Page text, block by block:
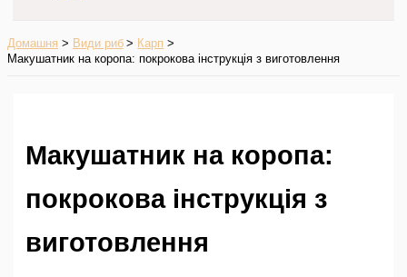
Домашня Види риб
Карп
Макушатник на коропа: покрокова інструкція з виготовлення
Макушатник на коропа:
покрокова інструкція з
виготовлення